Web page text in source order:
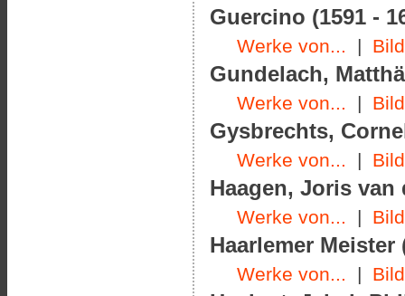
Guercino (1591 -
Werke von... |
Gundelach,
Werke von... |
Gysbrechts,
Werke von... |
Haagen, Joris van
Werke von... |
Haarlemer Meister
Werke von... |